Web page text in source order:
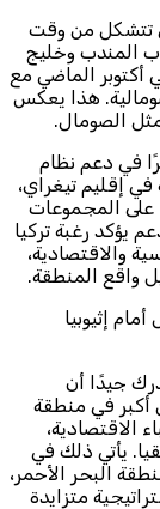
تتشكل من وقت
المندب وخليج
أكتوبر الماضي مع
هذا يعكس
الصومال.
في دعم نظام
إقليم تيغراي،
المجموعات
يؤكد رغبة تركيا
والاقتصادية،
واقع المنطقة.
إثيوبيا
جيدًا أن
أكبر في منطقة
الاقتصادية،
يأتي ذلك في
البحر الأحمر،
متزايدة